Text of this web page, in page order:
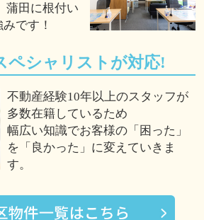
蒲田に根付い
です！
ペシャリストが対応!
不動産経験10年以上のスタッフが
多数在籍しているため
幅広い知識でお客様の「困った」
を「良かった」に変えていきま
す。